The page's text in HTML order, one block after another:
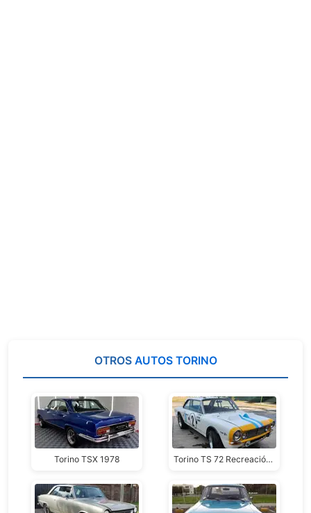
OTROS AUTOS TORINO
Torino TSX 1978 Torino TS 72 Recreación Nro. 2 Nurburgring